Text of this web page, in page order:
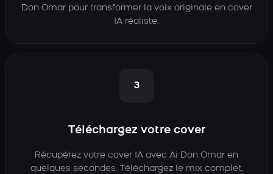
Don Omar pour transformer la voix originale en cover
IA réaliste.
3
Téléchargez votre cover
Récupérez votre cover IA avec Ai Don Omar en
quelques secondes. Téléchargez le mix complet,